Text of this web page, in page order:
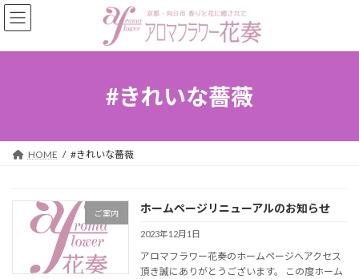
コ
ン
ン
ナ
ビ
ー
#きれいな薔薇
HOME #きれいな薔薇
ご案内 ホームページリニューアルのお知らせ
2023年12月1日
アロマフラワー花奏のホームページへアクセス
頂き誠にありがとうございます。 この度ホーム